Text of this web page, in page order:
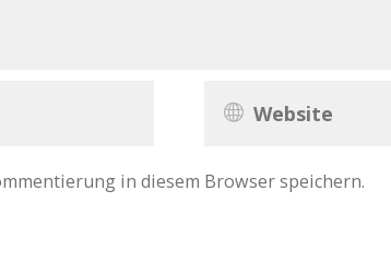
in diesem Browser speichern.